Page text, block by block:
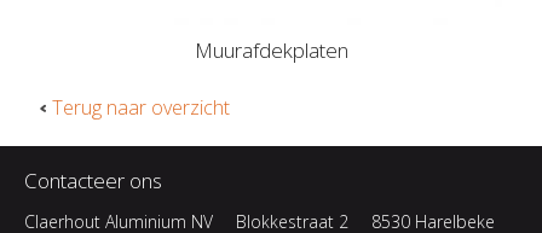
Muurafdekplaten
Terug naar overzicht
Contacteer ons
Claerhout Aluminium NV Blokkestraat 2 8530 Harelbeke